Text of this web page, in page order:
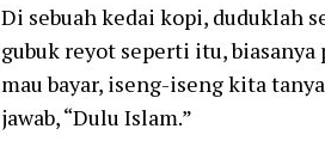
Di sebuah kedai kopi, duduklah
gubuk reyot seperti itu,
mau bayar, iseng-iseng kita
jawab, “Dulu Islam.”